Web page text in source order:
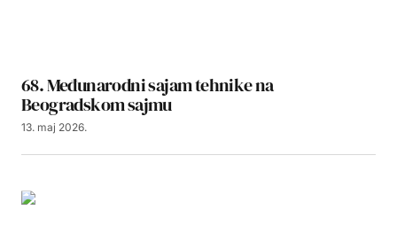
68. Međunarodni sajam tehnike na
Beogradskom sajmu
13. maj 2026.